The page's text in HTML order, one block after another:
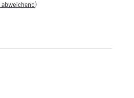
abweichend)